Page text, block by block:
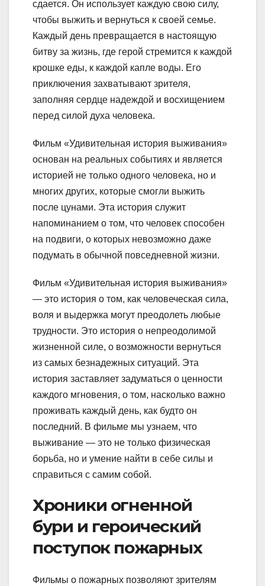
сдается. Он использует каждую свою силу,
чтобы выжить и вернуться к своей семье.
Каждый день превращается в настоящую
битву за жизнь, где герой стремится к каждой
крошке еды, к каждой капле воды. Его
приключения захватывают зрителя,
заполняя сердце надеждой и восхищением
перед силой духа человека.
Фильм «Удивительная история выживания»
основан на реальных событиях и является
историей не только одного человека, но и
многих других, которые смогли выжить
после цунами. Эта история служит
напоминанием о том, что человек способен
на подвиги, о которых невозможно даже
подумать в обычной повседневной жизни.
Фильм «Удивительная история выживания»
— это история о том, как человеческая сила,
воля и выдержка могут преодолеть любые
трудности. Это история о непреодолимой
жизненной силе, о возможности вернуться
из самых безнадежных ситуаций. Эта
история заставляет задуматься о ценности
каждого мгновения, о том, насколько важно
проживать каждый день, как будто он
последний. В фильме мы узнаем, что
выживание — это не только физическая
борьба, но и умение найти в себе силы и
справиться с самим собой.
Хроники огненной
бури и героический
поступок пожарных
Фильмы о пожарных позволяют зрителям